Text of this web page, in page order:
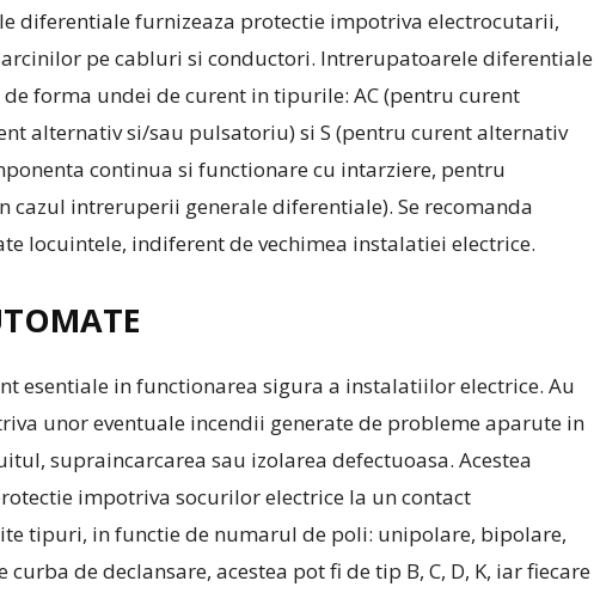
diferentiale furnizeaza protectie impotriva electrocutarii,
pe cabluri si conductori. Intrerupatoarele diferentiale
forma undei de curent in tipurile: AC (pentru curent
alternativ si/sau pulsatoriu) si S (pentru curent alternativ
continua si functionare cu intarziere, pentru
cazul intreruperii generale diferentiale). Se recomanda
locuintele, indiferent de vechimea instalatiei electrice.
esentiale in functionarea sigura a instalatiilor electrice. Au
unor eventuale incendii generate de probleme aparute in
supraincarcarea sau izolarea defectuoasa. Acestea
impotriva socurilor electrice la un contact
tipuri, in functie de numarul de poli: unipolare, bipolare,
de declansare, acestea pot fi de tip B, C, D, K, iar fiecare